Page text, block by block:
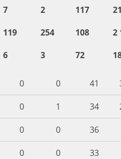
7 2 117
119 254 108
2
6 3 72
0 0 41
0 1 34
0 0
36
0 0
33